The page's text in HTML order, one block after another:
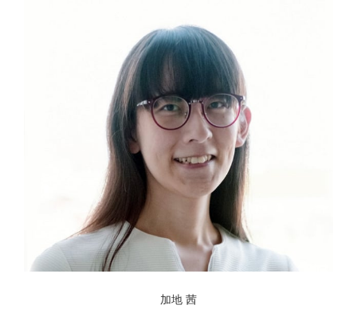
加地 茜